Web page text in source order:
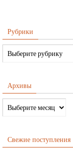
Рубрики
Архивы
Свежие поступления